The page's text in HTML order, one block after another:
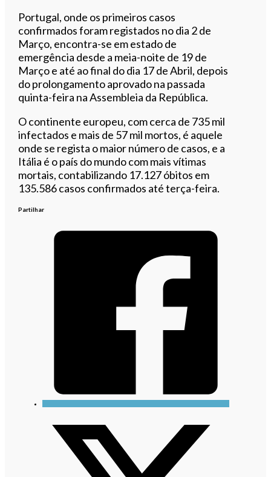
Portugal, onde os primeiros casos
confirmados foram registados no dia 2 de
Março, encontra-se em estado de
emergência desde a meia-noite de 19 de
Março e até ao final do dia 17 de Abril, depois
do prolongamento aprovado na passada
quinta-feira na Assembleia da República.
O continente europeu, com cerca de 735 mil
infectados e mais de 57 mil mortos, é aquele
onde se regista o maior número de casos, e a
Itália é o país do mundo com mais vítimas
mortais, contabilizando 17.127 óbitos em
135.586 casos confirmados até terça-feira.
Partilhar